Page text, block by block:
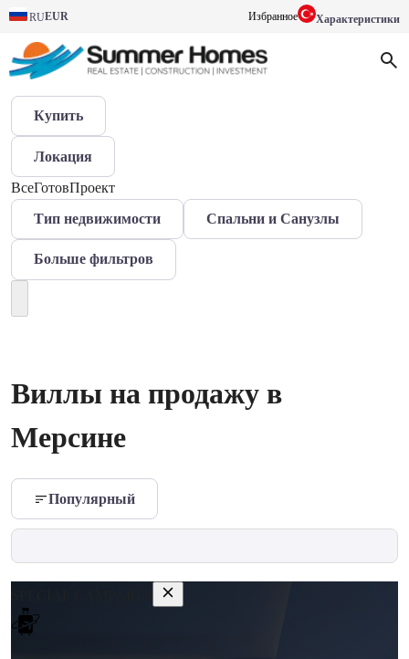
RUEUR Избранное Характеристики
Купить
Локация
ВсеГотовПроект
Тип недвижимости Спальни и Санузлы
Больше фильтров
Виллы на продажу в
Мерсине
Популярный